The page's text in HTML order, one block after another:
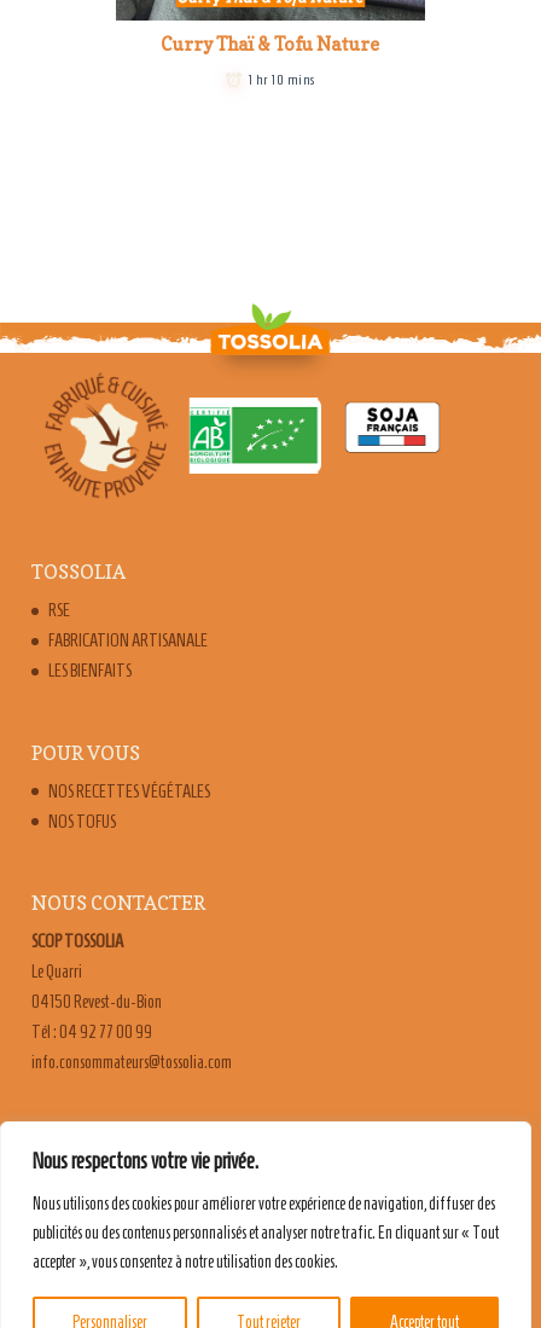
Nous respectons votre vie privée.
Nous utilisons des cookies pour améliorer votre expérience de navigation, diffuser des
publicités ou des contenus personnalisés et analyser notre trafic. En cliquant sur « Tout
accepter », vous consentez à notre utilisation des cookies.
Personnaliser Tout rejeter Accepter tout
Curry Thaï & Tofu Nature
1 hr 10 mins
TOSSOLIA
RSE
FABRICATION ARTISANALE
LES BIENFAITS
POUR VOUS
NOS RECETTES VÉGÉTALES
NOS TOFUS
NOUS CONTACTER
SCOP TOSSOLIA
Le Quarri
04150 Revest-du-Bion
Tél : 04 92 77 00 99
moc.ailossot@sruetammosnoc.ofni
CONTACT & RECRUTEMENT
MENTIONS LÉGALES
POLITIQUE DE CONFIDENTIALITÉ